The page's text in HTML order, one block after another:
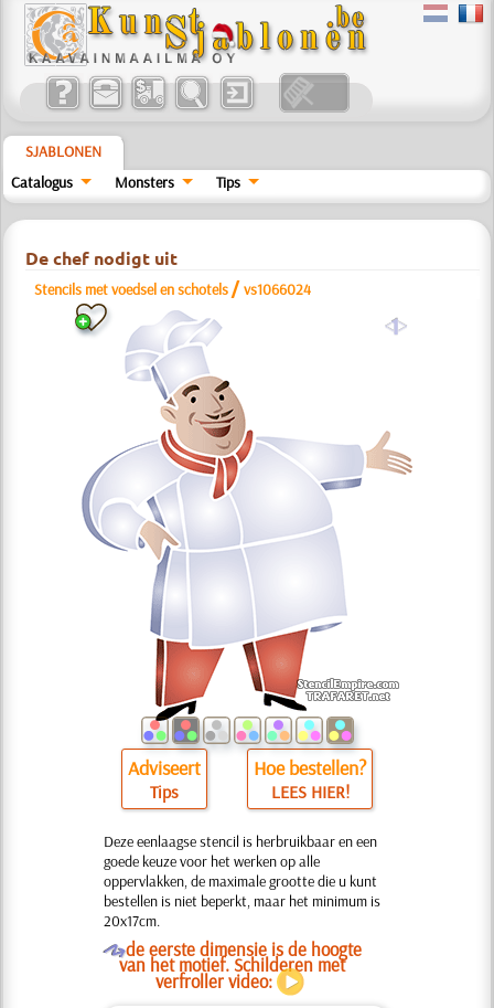
SJABLONEN
Catalogus
Monsters Tips
De chef nodigt uit
Stencils met voedsel en schotels /vs1066024
a
Adviseert
Tips
Hoe bestellen?
LEES HIER!
Deze eenlaagse stencil is herbruikbaar en een
goede keuze voor het werken op alle
oppervlakken, de maximale grootte die u kunt
bestellen is niet beperkt, maar het minimum is
20x17cm.
Ode eerste dimensie is de hoogte
van het motief. Schilderen met
verfroller video: